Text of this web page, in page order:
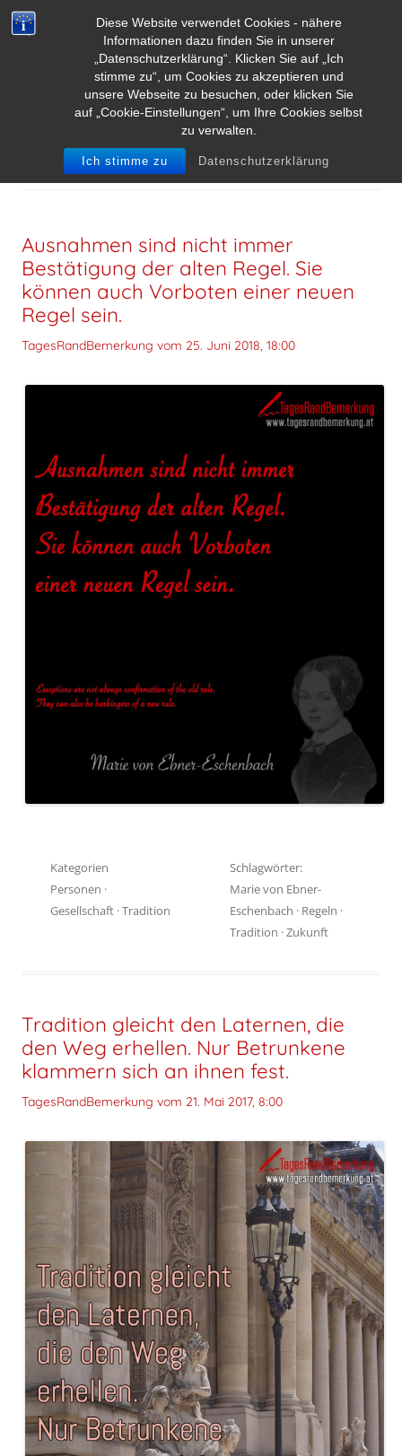
Diese Website verwendet Cookies - nähere
Informationen dazu finden Sie in unserer
„Datenschutzerklärung“. Klicken Sie auf „Ich
stimme zu“, um Cookies zu akzeptieren und
unsere Webseite zu besuchen, oder klicken Sie
auf „Cookie-Einstellungen“, um Ihre Cookies selbst
zu verwalten.
Ich stimme zu Datenschutzerklärung
ARCHIV DER KATEGORIE:TRADITION
Ausnahmen sind nicht immer
Bestätigung der alten Regel. Sie
können auch Vorboten einer neuen
Regel sein.
TagesRandBemerkung vom 25. Juni 2018, 18:00
Kategorien
Personen ·
Gesellschaft ·Tradition
Schlagwörter:
Marie von Ebner-
Eschenbach · Regeln ·
Tradition ·Zukunft
Tradition gleicht den Laternen, die
den Weg erhellen. Nur Betrunkene
klammern sich an ihnen fest.
TagesRandBemerkung vom 21. Mai 2017, 8:00